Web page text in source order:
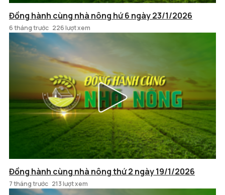
Đồng hành cùng nhà nông hứ 6 ngày 23/1/2026
6 tháng trước 226 lượt xem
Đồng hành cùng nhà nông thứ 2 ngày 19/1/2026
7 tháng trước 213 lượt xem